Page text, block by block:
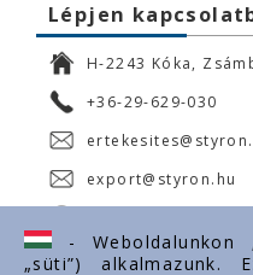
Lépjen
H-2243 Kóka,
+36-29-629-030
export@styron.hu
- Weboldalunkon
„süti”) alkalmazunk.